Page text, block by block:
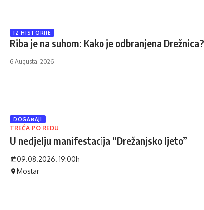
IZ HISTORIJE
Riba je na suhom: Kako je odbranjena Drežnica?
6 Augusta, 2026
DOGAĐAJI
TREĆA PO REDU
U nedjelju manifestacija “Drežanjsko ljeto”
09.08.2026. 19:00h
Mostar